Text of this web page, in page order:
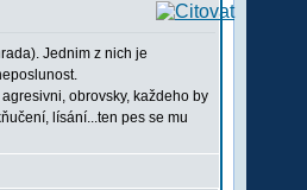
Jednim z nich je
obrovsky, každeho by
lísání...ten pes se mu